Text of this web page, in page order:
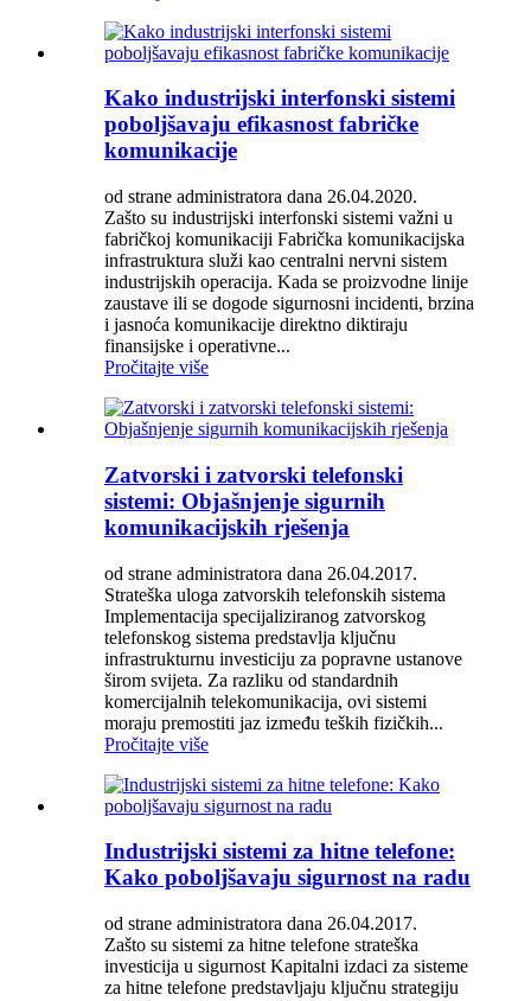
Kako industrijski interfonski sistemi
poboljšavaju efikasnost fabričke
komunikacije
od strane administratora dana 26.04.2020.
Zašto su industrijski interfonski sistemi važni u
fabričkoj komunikaciji Fabrička komunikacijska
infrastruktura služi kao centralni nervni sistem
industrijskih operacija. Kada se proizvodne linije
zaustave ili se dogode sigurnosni incidenti, brzina
i jasnoća komunikacije direktno diktiraju
finansijske i operativne...
Pročitajte više
Zatvorski i zatvorski telefonski
sistemi: Objašnjenje sigurnih
komunikacijskih rješenja
od strane administratora dana 26.04.2017.
Strateška uloga zatvorskih telefonskih sistema
Implementacija specijaliziranog zatvorskog
telefonskog sistema predstavlja ključnu
infrastrukturnu investiciju za popravne ustanove
širom svijeta. Za razliku od standardnih
komercijalnih telekomunikacija, ovi sistemi
moraju premostiti jaz između teških fizičkih...
Pročitajte više
Industrijski sistemi za hitne telefone:
Kako poboljšavaju sigurnost na radu
od strane administratora dana 26.04.2017.
Zašto su sistemi za hitne telefone strateška
investicija u sigurnost Kapitalni izdaci za sisteme
za hitne telefone predstavljaju ključnu strategiju